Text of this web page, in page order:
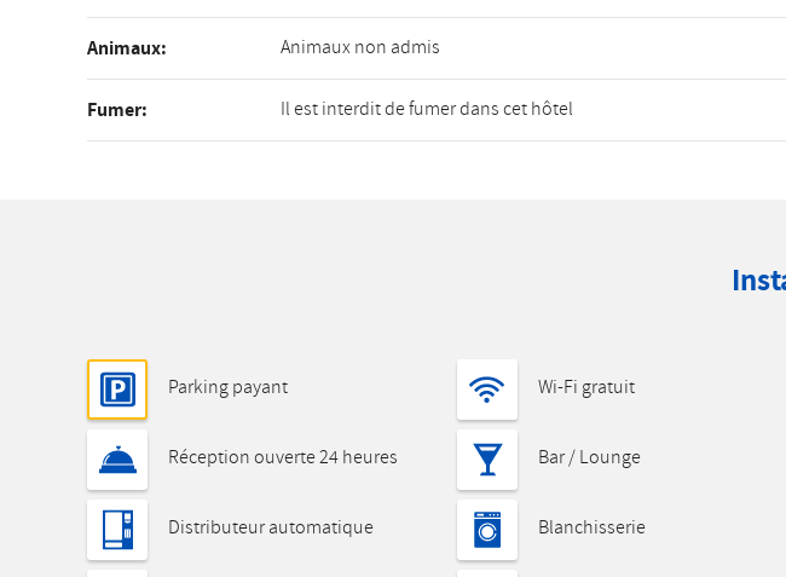
Animaux: Animaux non admis
Fumer: Il est interdit de fumer dans cet hôtel
Parking payant Wi-Fi gratuit
Réception ouverte 24 heures Bar / Lounge
Distributeur automatique Blanchisserie